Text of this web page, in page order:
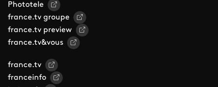
Phototele
france.tv groupe
france.tv preview
france.tv&vous
france.tv
franceinfo